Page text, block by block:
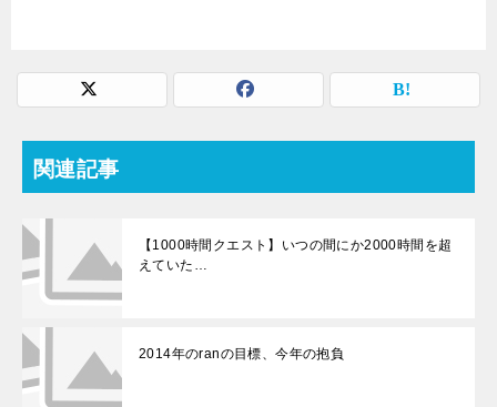
関連記事
【1000時間クエスト】いつの間にか2000時間を超
えていた…
2014年のranの目標、今年の抱負